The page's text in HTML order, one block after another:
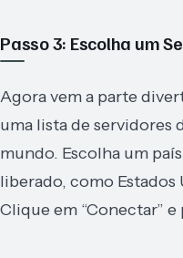
Passo 3: Escolha um
Agora vem a parte
uma lista de servidores
mundo. Escolha um
liberado, como Estados
Clique em “Conectar”